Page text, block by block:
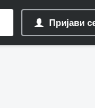
Пријави